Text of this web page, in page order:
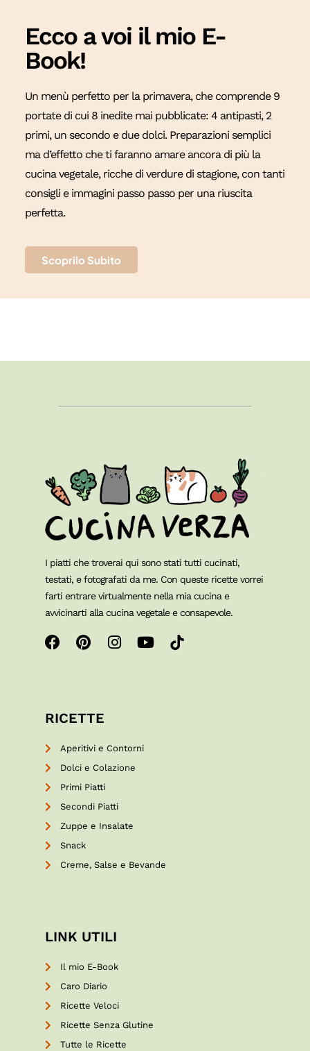
Ecco a voi il mio E-
Book!
Un menù perfetto per la primavera, che comprende 9
portate di cui 8 inedite mai pubblicate: 4 antipasti, 2
primi, un secondo e due dolci. Preparazioni semplici
ma d’effetto che ti faranno amare ancora di più la
cucina vegetale, ricche di verdure di stagione, con tanti
consigli e immagini passo passo per una riuscita
perfetta.
Scoprilo Subito
I piatti che troverai qui sono stati tutti cucinati,
testati, e fotografati da me. Con queste ricette vorrei
farti entrare virtualmente nella mia cucina e
avvicinarti alla cucina vegetale e consapevole.
RICETTE
Aperitivi e Contorni
Dolci e Colazione
Primi Piatti
Secondi Piatti
Zuppe e Insalate
Snack
Creme, Salse e Bevande
LINK UTILI
Il mio E-Book
Caro Diario
Ricette Veloci
Ricette Senza Glutine
Tutte le Ricette